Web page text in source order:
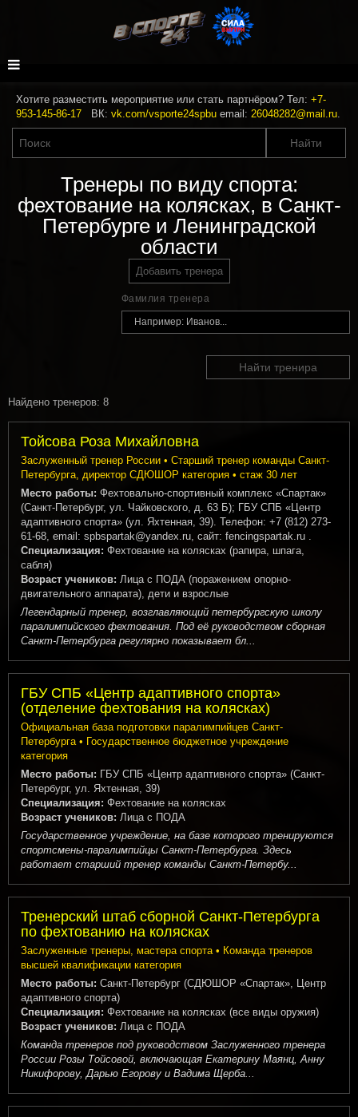
Хотите разместить мероприятие или стать партнёром? Тел: +7-
953-145-86-17 ВК: vk.com/vsporte24spbu email: 26048282@mail.ru.
Тренеры по виду спорта:
фехтование на колясках, в Санкт-
Петербурге и Ленинградской
области
Добавить тренера
Фамилия тренера
Найти тренира
Найдено тренеров: 8
Тойсова Роза Михайловна
Заслуженный тренер России • Старший тренер команды Санкт-
Петербурга, директор СДЮШОР категория • стаж 30 лет
Место работы: Фехтовально-спортивный комплекс «Спартак»
(Санкт-Петербург, ул. Чайковского, д. 63 Б); ГБУ СПБ «Центр
адаптивного спорта» (ул. Яхтенная, 39). Телефон: +7 (812) 273-
61-68, email: spbspartak@yandex.ru, сайт: fencingspartak.ru .
Специализация: Фехтование на колясках (рапира, шпага,
сабля)
Возраст учеников: Лица с ПОДА (поражением опорно-
двигательного аппарата), дети и взрослые
Легендарный тренер, возглавляющий петербургскую школу
паралимпийского фехтования. Под её руководством сборная
Санкт-Петербурга регулярно показывает бл...
ГБУ СПБ «Центр адаптивного спорта»
(отделение фехтования на колясках)
Официальная база подготовки паралимпийцев Санкт-
Петербурга • Государственное бюджетное учреждение
категория
Место работы: ГБУ СПБ «Центр адаптивного спорта» (Санкт-
Петербург, ул. Яхтенная, 39)
Специализация: Фехтование на колясках
Возраст учеников: Лица с ПОДА
Государственное учреждение, на базе которого тренируются
спортсмены-паралимпийцы Санкт-Петербурга. Здесь
работает старший тренер команды Санкт-Петербу...
Тренерский штаб сборной Санкт-Петербурга
по фехтованию на колясках
Заслуженные тренеры, мастера спорта • Команда тренеров
высшей квалификации категория
Место работы: Санкт-Петербург (СДЮШОР «Спартак», Центр
адаптивного спорта)
Специализация: Фехтование на колясках (все виды оружия)
Возраст учеников: Лица с ПОДА
Команда тренеров под руководством Заслуженного тренера
России Розы Тойсовой, включающая Екатерину Маянц, Анну
Никифорову, Дарью Егорову и Вадима Щерба...